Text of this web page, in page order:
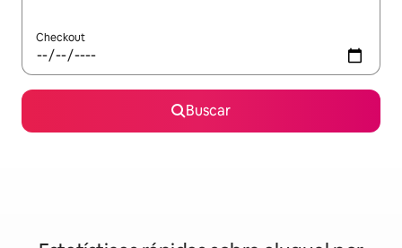
Checkout
Buscar